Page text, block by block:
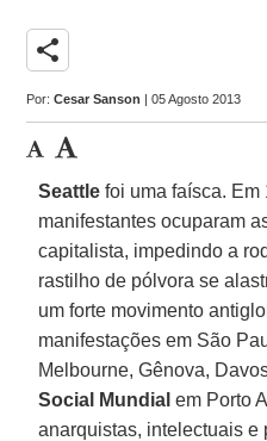
share
Por:Cesar Sanson | 05 Agosto 2013
Seattle foi uma faísca.
manifestantes ocuparam
capitalista, impedindo a
rastilho de pólvora se
um forte movimento
manifestações em São
Melbourne, Gênova,
Social Mundial em Porto
anarquistas, intelectuais